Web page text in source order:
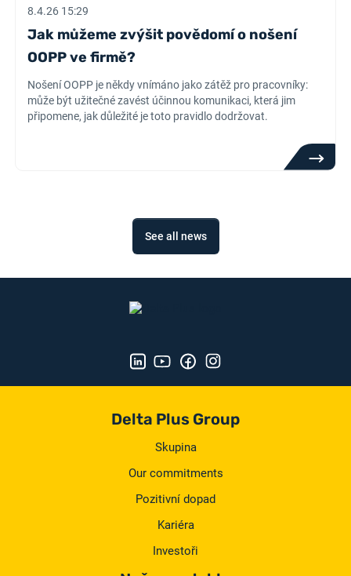
8.4.26 15:29
Jak můžeme zvýšit povědomí o nošení
OOPP ve firmě?
Nošení OOPP je někdy vnímáno jako zátěž pro pracovníky:
může být užitečné zavést účinnou komunikaci, která jim
připomene, jak důležité je toto pravidlo dodržovat.
See all news
Delta Plus Group
Skupina
Our commitments
Pozitivní dopad
Kariéra
Investoři